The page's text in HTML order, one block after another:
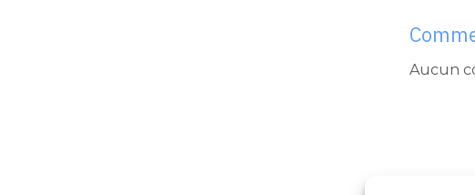
Aucun